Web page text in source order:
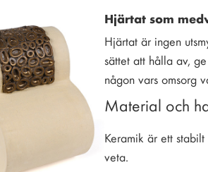
Hjärtat som
Hjärtat är ingen
sättet att hålla av,
någon vars omsorg
Material och
Keramik är ett
veta.